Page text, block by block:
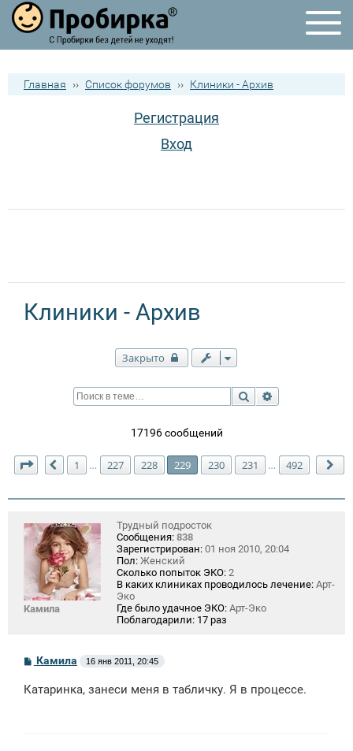
Главная ›› Список форумов ›› Клиники - Архив
Регистрация
Вход
Клиники - Архив
Закрыто
Поиск
17196 сообщений
Страница 229 из492
Пред.
1 … 227 228 229 230 231 … 492
Камила
Трудный подросток
Сообщения: 838
Зарегистрирован: 01 ноя 2010, 20:04
Пол: Женский
Сколько попыток ЭКО: 2
В каких клиниках проводилось лечение: Арт-
Эко
Где было удачное ЭКО: Арт-Эко
Поблагодарили: 17 раз
С
б
Камила 16 янв 2011, 20:45
Катаринка, занеси меня в табличку. Я в процессе.